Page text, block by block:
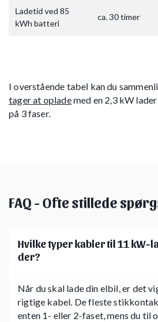
Ladetid ved 85
kWh batteri
ca. 30 timer
I overstående tabel kan du
tager at oplademed en 2,3 kW
på 3 faser.
FAQ - Ofte stillede
Hvilke typer kabler til 11 kW-
der?
Når du skal lade din elbil, er det
rigtige kabel. De fleste
enten 1- eller 2-faset, mens du til